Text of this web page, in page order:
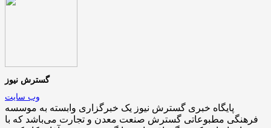
گسترش نیوز
وب سایت
پایگاه خبری گسترش نیوز یک خبرگزاری وابسته به موسسه
فرهنگی مطبوعاتی گسترش صنعت معدن و تجارت می‌باشد که با